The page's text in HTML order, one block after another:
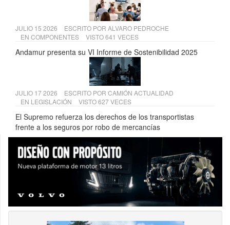
JULIO 15 2026 ESCRITO POR ALVARO PEDROCHE
EN COMPONENTES VISTO 641 VECES
Andamur presenta su VI Informe de Sostenibilidad 2025
JULIO 17 2026 ESCRITO POR CAMIÓN ACTUALIDAD
EN LEGISLACIÓN VISTO 627 VECES
El Supremo refuerza los derechos de los transportistas
frente a los seguros por robo de mercancías